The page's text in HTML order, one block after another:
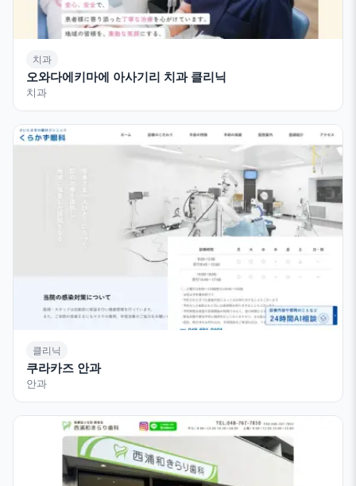
치과
오와다에키마에 아사기리 치과 클리닉
치과
클리닉
쿠라카즈 안과
안과